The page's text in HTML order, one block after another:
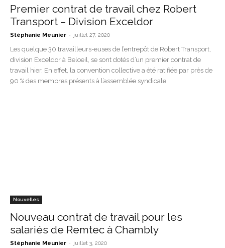
Premier contrat de travail chez Robert
Transport – Division Exceldor
Stéphanie Meunier - juillet 27, 2020
Les quelque 30 travailleurs-euses de l’entrepôt de Robert Transport,
division Exceldor à Beloeil, se sont dotés d’un premier contrat de
travail hier. En effet, la convention collective a été ratifiée par près de
90 % des membres présents à l’assemblée syndicale.
Nouvelles
Nouveau contrat de travail pour les
salariés de Remtec à Chambly
Stéphanie Meunier - juillet 3, 2020